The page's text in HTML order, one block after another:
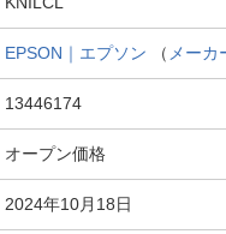
EPSON｜エプソン （ メーカ
13446174
オープン価格
2024年10月18日